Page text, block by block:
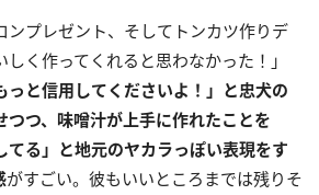
ンプレゼント、そしてトンカツ作りデ
く作ってくれると思わなかった！」
っと信用してくださいよ！」と忠犬の
つつ、味噌汁が上手に作れたことを
てる」と地元のヤカラっぽい表現をす
がすごい。彼もいいところまでは残りそ